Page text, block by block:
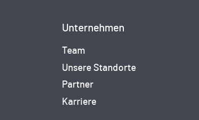
Unternehmen
Team
Unsere Standorte
Partner
Karriere